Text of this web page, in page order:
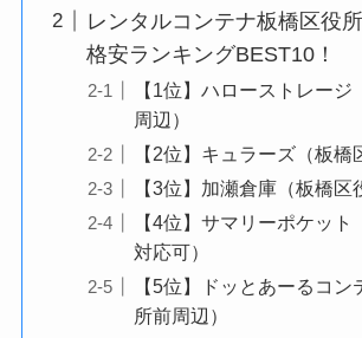
レンタルコンテナ板橋区役
格安ランキングBEST10！
【1位】ハローストレー
周辺）
【2位】キュラーズ（板橋
【3位】加瀬倉庫（板橋区
【4位】サマリーポケッ
対応可）
【5位】ドッとあーるコ
所前周辺）